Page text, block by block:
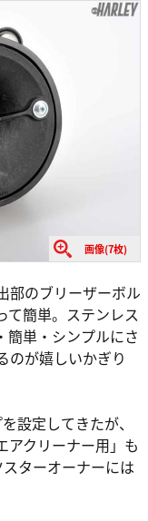
画像(7枚)
部のブリーザーボル
て簡単。ステンレス
簡単・シンプルにさ
のが嬉しいかぎり
設定してきたが、
アクリーナー用」も
ターオーナーには